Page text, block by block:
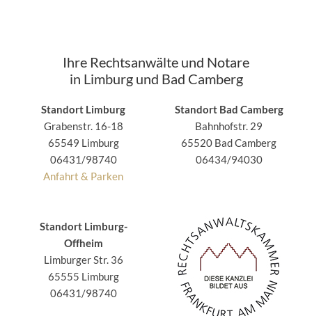
Ihre Rechtsanwälte und Notare
in Limburg und Bad Camberg
Standort Limburg
Grabenstr. 16-18
65549 Limburg
06431/98740
Anfahrt & Parken
Standort Bad Camberg
Bahnhofstr. 29
65520 Bad Camberg
06434/94030
Standort Limburg-
Offheim
Limburger Str. 36
65555 Limburg
06431/98740